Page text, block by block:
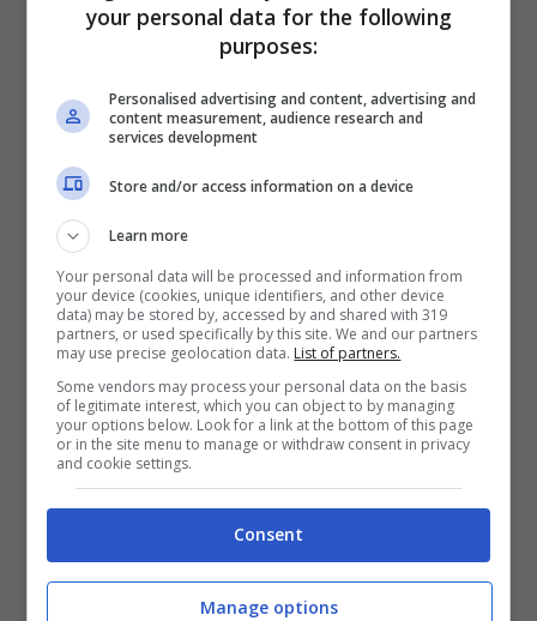
Fosse stato un fatto solamente raccontato
a parole, forse, non c’avremmo creduto.
Ma il volo in questione, con l’aquila che
infilza le sue zampe e i suoi artigli nel
dorso dello squalo portandolo a volare
alto, è stato ripreso da
Ashley White
your personal data for the following
purposes:
Personalised advertising and content, advertising and
content measurement, audience research and
services development
Store and/or access information on a device
Learn more
Your personal data will be processed and information from
your device (cookies, unique identifiers, and other device
data) may be stored by, accessed by and shared with 319
partners, or used specifically by this site. We and our partners
may use precise geolocation data. List of partners.
Some vendors may process your personal data on the basis
of legitimate interest, which you can object to by managing
your options below. Look for a link at the bottom of this page
or in the site menu to manage or withdraw consent in privacy
and cookie settings.
Consent
Manage options